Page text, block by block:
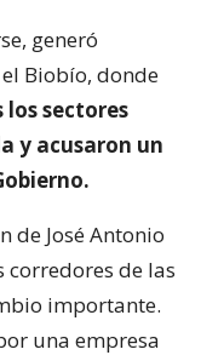
generó
Biobío, donde
sectores
y acusaron un
de José Antonio
corredores de las
importante.
una empresa